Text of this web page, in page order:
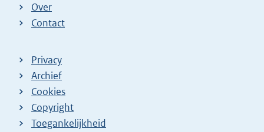
Over
Contact
Privacy
Archief
Cookies
Copyright
Toegankelijkheid